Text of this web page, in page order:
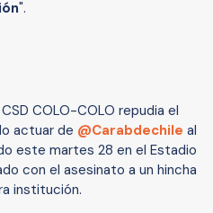
".
COLO-COLO repudia el
actuar de @Carabdechile al
este martes 28 en el Estadio
con el asesinato a un hincha
institución.